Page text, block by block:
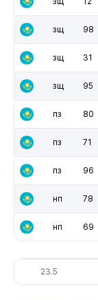
зщ 98
зщ 31
зщ 95
пз 80
пз 71
пз 96
нп 78
нп 69
23.5